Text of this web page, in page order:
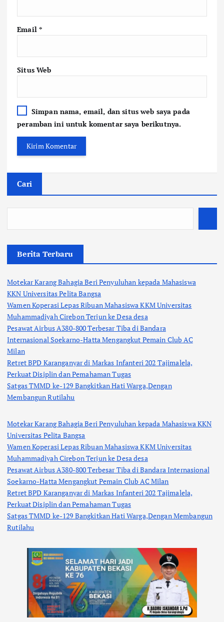
Email *
Situs Web
Simpan nama, email, dan situs web saya pada
peramban ini untuk komentar saya berikutnya.
Cari
Berita Terbaru
Motekar Karang Bahagia Beri Penyuluhan kepada Mahasiswa
KKN Universitas Pelita Bangsa
Wamen Koperasi Lepas Ribuan Mahasiswa KKM Universitas
Muhammadiyah Cirebon Terjun ke Desa desa
Pesawat Airbus A380-800 Terbesar Tiba di Bandara
Internasional Soekarno-Hatta Mengangkut Pemain Club AC
Milan
Retret BPD Karanganyar di Markas Infanteri 202 Tajimalela,
Perkuat Disiplin dan Pemahaman Tugas
Satgas TMMD ke-129 Bangkitkan Hati Warga,Dengan
Membangun Rutilahu
Motekar Karang Bahagia Beri Penyuluhan kepada Mahasiswa KKN
Universitas Pelita Bangsa
Wamen Koperasi Lepas Ribuan Mahasiswa KKM Universitas
Muhammadiyah Cirebon Terjun ke Desa desa
Pesawat Airbus A380-800 Terbesar Tiba di Bandara Internasional
Soekarno-Hatta Mengangkut Pemain Club AC Milan
Retret BPD Karanganyar di Markas Infanteri 202 Tajimalela,
Perkuat Disiplin dan Pemahaman Tugas
Satgas TMMD ke-129 Bangkitkan Hati Warga,Dengan Membangun
Rutilahu